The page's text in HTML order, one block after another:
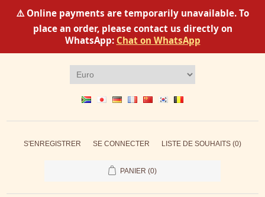
⚠️ Online payments are temporarily unavailable. To
place an order, please contact us directly on
WhatsApp: Chat on WhatsApp
S'ENREGISTRER SE CONNECTER LISTE DE SOUHAITS (0)
PANIER (0)